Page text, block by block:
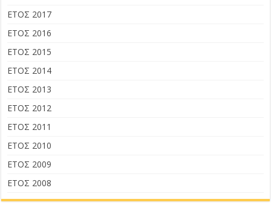
ΕΤΟΣ 2017
ΕΤΟΣ 2016
ΕΤΟΣ 2015
ΕΤΟΣ 2014
ΕΤΟΣ 2013
ΕΤΟΣ 2012
ΕΤΟΣ 2011
ΕΤΟΣ 2010
ΕΤΟΣ 2009
ΕΤΟΣ 2008